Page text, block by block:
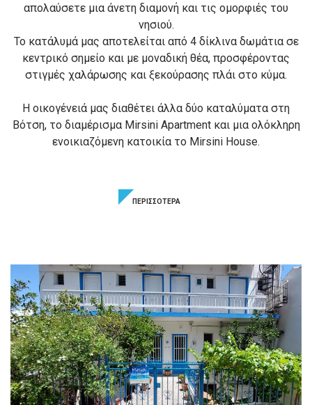
απολαύσετε μια άνετη διαμονή και τις ομορφιές του
νησιού.
Το κατάλυμά μας αποτελείται από 4 δίκλινα δωμάτια σε
κεντρικό σημείο και με μοναδική θέα, προσφέροντας
στιγμές χαλάρωσης και ξεκούρασης πλάι στο κύμα.
Η οικογένειά μας διαθέτει άλλα δύο καταλύματα στη
Βότση, το διαμέρισμα Mirsini Apartment και μια ολόκληρη
ενοικιαζόμενη κατοικία το Mirsini House.
ΠΕΡΙΣΣΟΤΕΡΑ